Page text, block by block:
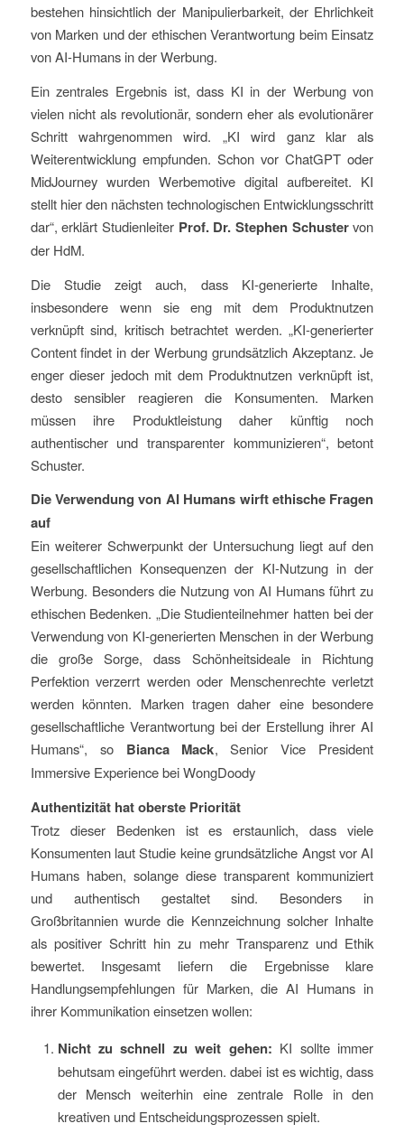
bestehen hinsichtlich der Manipulierbarkeit, der Ehrlichkeit
von Marken und der ethischen Verantwortung beim Einsatz
von AI-Humans in der Werbung.
Ein zentrales Ergebnis ist, dass KI in der Werbung von
vielen nicht als revolutionär, sondern eher als evolutionärer
Schritt wahrgenommen wird. „KI wird ganz klar als
Weiterentwicklung empfunden. Schon vor ChatGPT oder
MidJourney wurden Werbemotive digital aufbereitet. KI
stellt hier den nächsten technologischen Entwicklungsschritt
dar“, erklärt Studienleiter Prof. Dr. Stephen Schustervon
der HdM.
Die Studie zeigt auch, dass KI-generierte Inhalte,
insbesondere wenn sie eng mit dem Produktnutzen
verknüpft sind, kritisch betrachtet werden. „KI-generierter
Content findet in der Werbung grundsätzlich Akzeptanz. Je
enger dieser jedoch mit dem Produktnutzen verknüpft ist,
desto sensibler reagieren die Konsumenten. Marken
müssen ihre Produktleistung daher künftig noch
authentischer und transparenter kommunizieren“, betont
Schuster.
Die Verwendung von AI Humans wirft ethische Fragen
auf
Ein weiterer Schwerpunkt der Untersuchung liegt auf den
gesellschaftlichen Konsequenzen der KI-Nutzung in der
Werbung. Besonders die Nutzung von AI Humans führt zu
ethischen Bedenken. „Die Studienteilnehmer hatten bei der
Verwendung von KI-generierten Menschen in der Werbung
die große Sorge, dass Schönheitsideale in Richtung
Perfektion verzerrt werden oder Menschenrechte verletzt
werden könnten. Marken tragen daher eine besondere
gesellschaftliche Verantwortung bei der Erstellung ihrer AI
Humans“, so Bianca Mack, Senior Vice President
Immersive Experience bei WongDoody
Authentizität hat oberste Priorität
Trotz dieser Bedenken ist es erstaunlich, dass viele
Konsumenten laut Studie keine grundsätzliche Angst vor AI
Humans haben, solange diese transparent kommuniziert
und authentisch gestaltet sind. Besonders in
Großbritannien wurde die Kennzeichnung solcher Inhalte
als positiver Schritt hin zu mehr Transparenz und Ethik
bewertet. Insgesamt liefern die Ergebnisse klare
Handlungsempfehlungen für Marken, die AI Humans in
ihrer Kommunikation einsetzen wollen:
Nicht zu schnell zu weit gehen: KI sollte immer
behutsam eingeführt werden. dabei ist es wichtig, dass
der Mensch weiterhin eine zentrale Rolle in den
kreativen und Entscheidungsprozessen spielt.